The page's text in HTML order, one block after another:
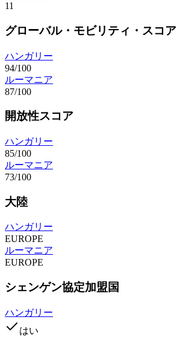
11
グローバル・モビリティ・スコア
ハンガリー
94/100
ルーマニア
87/100
開放性スコア
ハンガリー
85/100
ルーマニア
73/100
大陸
ハンガリー
EUROPE
ルーマニア
EUROPE
シェンゲン協定加盟国
ハンガリー
はい